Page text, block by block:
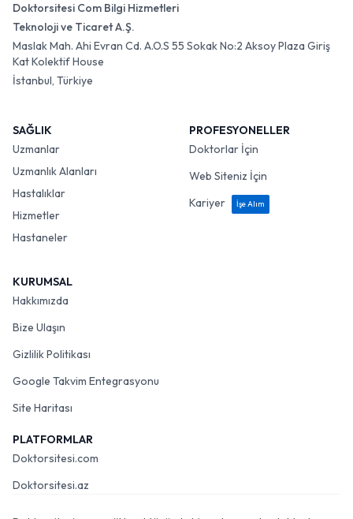
Doktorsitesi Com Bilgi Hizmetleri
Teknoloji ve Ticaret A.Ş.
Maslak Mah. Ahi Evran Cd. A.O.S 55 Sokak No:2 Aksoy Plaza Giriş
Kat Kolektif House
İstanbul, Türkiye
SAĞLIK
Uzmanlar
Uzmanlık Alanları
Hastalıklar
Hizmetler
Hastaneler
PROFESYONELLER
Doktorlar İçin
Web Siteniz İçin
Kariyer
İşe Alım
KURUMSAL
Hakkımızda
Bize Ulaşın
Gizlilik Politikası
Google Takvim Entegrasyonu
Site Haritası
PLATFORMLAR
Doktorsitesi.com
Doktorsitesi.az